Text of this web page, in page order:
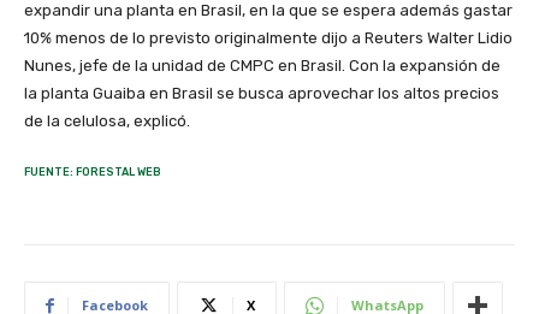
expandir una planta en Brasil, en la que se espera además gastar
10% menos de lo previsto originalmente dijo a Reuters Walter Lidio
Nunes, jefe de la unidad de CMPC en Brasil. Con la expansión de
la planta Guaiba en Brasil se busca aprovechar los altos precios
de la celulosa, explicó.
FUENTE: FORESTAL WEB
Facebook X WhatsApp